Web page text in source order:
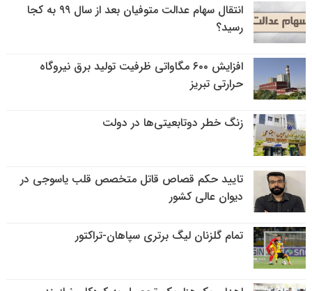
انتقال سهام عدالت متوفیان بعد از سال ۹۹ به کجا
رسید؟
افزایش ۶۰۰ مگاواتی ظرفیت تولید برق نیروگاه
حرارتی تبریز
زنگ خطر دوتابعیتی‌ها در دولت
تایید حکم قصاص قاتل متخصص قلب یاسوجی در
دیوان عالی کشور
تمام گلزنان لیگ‌ برتری سپاهان-تراکتور